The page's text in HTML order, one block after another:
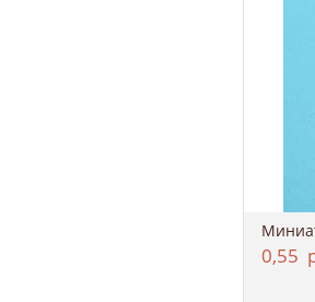
0,55